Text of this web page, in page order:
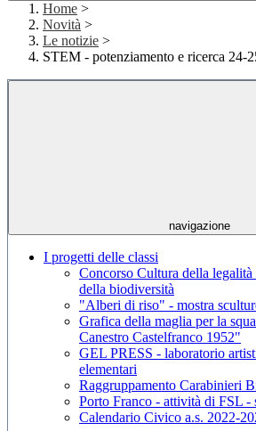
Home >
Novità >
Le notizie >
STEM - potenziamento e ricerca 24-
navigazione
I progetti delle classi
Concorso Cultura della
della biodiversità
"Alberi di riso" - mostra
Grafica della maglia per la
Canestro Castelfranco 1952"
GEL PRESS - laboratorio
elementari
Raggruppamento Carabinieri
Porto Franco - attività di FSL -
Calendario Civico a.s. 2022-